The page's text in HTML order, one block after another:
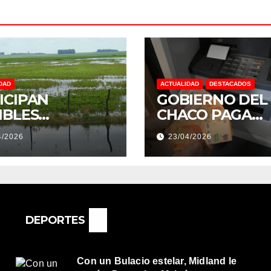
Y
2026
ACTUALIDAD DESTACADOS
GOBIERNO DEL
CHACO PAGA
SUELDOS EL 29
DE ABRIL, CON
2% DE
23/04/2026
DEPORTES
Con un Bulacio estelar, Midland le